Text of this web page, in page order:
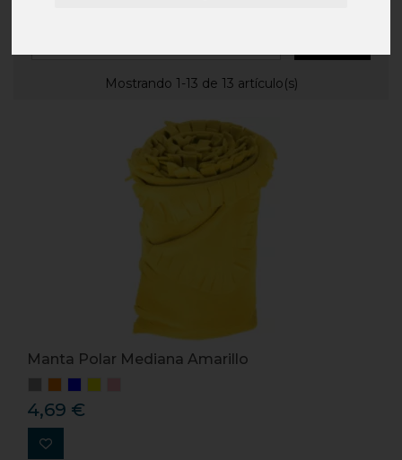
Mostrando 1-13 de 13 artículo(s)
Manta Polar Mediana Amarillo
4,69 €